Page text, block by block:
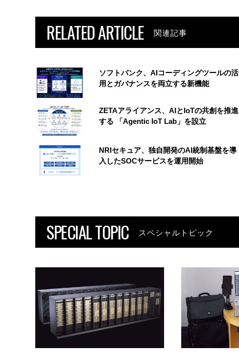
RELATED ARTICLE 関連記事
ソフトバンク、AIコーディングツールの活
用とガバナンスを両立する新機能
ZETAアライアンス、AIとIoTの共創を推進
する 「Agentic IoT Lab」を設立
NRIセキュア、独自開発のAI統制基盤を導
入したSOCサービスを運用開始
SPECIAL TOPIC スペシャルトピック